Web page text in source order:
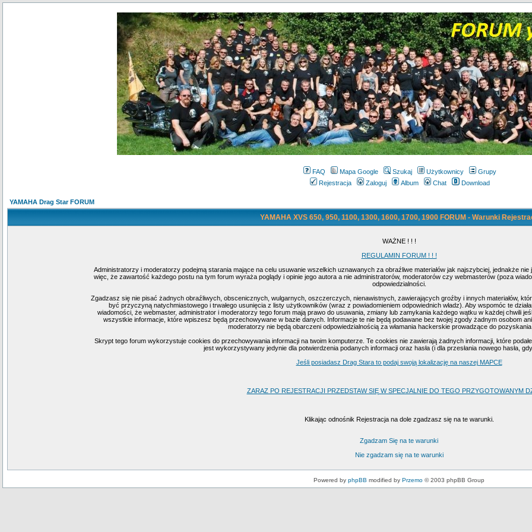
FAQ Mapa Google Szukaj Użytkownicy
Grupy
Rejestracja
Zaloguj Album Chat Download
YAMAHA Drag Star FORUM
YAMAHA XVS 650, 950, 1100, 1300, 1600, 1700, 1900 FORUM - Warunki
WAŻNE ! ! !
REGULAMIN FORUM ! ! !
Administratorzy i moderatorzy podejmą starania mające na celu usuwanie wszelkich uznawanych za obraźliwe materiałów jak najszybciej, jednakże
więc, że zawartość każdego postu na tym forum wyraża poglądy i opinie jego autora a nie administratorów, moderatorów czy webmasterów (poza
odpowiedzialności.
Zgadzasz się nie pisać żadnych obraźliwych, obscenicznych, wulgarnych, oszczerczych, nienawistnych, zawierających groźby i innych materiałów,
być przyczyną natychmiastowego i trwałego usunięcia z listy użytkowników (wraz z powiadomieniem odpowiednich władz). Aby wspomóc te
wiadomości, że webmaster, administrator i moderatorzy tego forum mają prawo do usuwania, zmiany lub zamykania każdego wątku w każdej chwili
wszystkie informacje, które wpiszesz będą przechowywane w bazie danych. Informacje te nie będą podawane bez twojej zgody żadnym osobom
moderatorzy nie będą obarczeni odpowiedzialnością za włamania hackerskie prowadzące do
Skrypt tego forum wykorzystuje cookies do przechowywania informacji na twoim komputerze. Te cookies nie zawierają żadnych informacji, które
jest wykorzystywany jedynie dla potwierdzenia podanych informacji oraz hasła (i dla przesłania nowego hasła,
Jeśli posiadasz Drag Stara to podaj swoją lokalizację na naszej MAPCE
ZARAZ PO REJESTRACJI PRZEDSTAW SIĘ W SPECJALNIE DO TEGO PRZYGOTOWANYM
Klikając odnośnik Rejestracja na dole zgadzasz się na te warunki.
Zgadzam Się na te warunki
Nie zgadzam się na te warunki
Powered by phpBB modified by Przemo © 2003 phpBB Group